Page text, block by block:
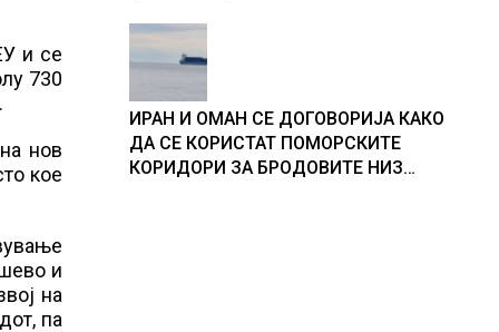
и се
730
нов
кое
и
на
па
ИРАН И ОМАН СЕ ДОГОВОРИЈА КАКО
ДА СЕ КОРИСТАТ ПОМОРСКИТЕ
КОРИДОРИ ЗА БРОДОВИТЕ НИЗ